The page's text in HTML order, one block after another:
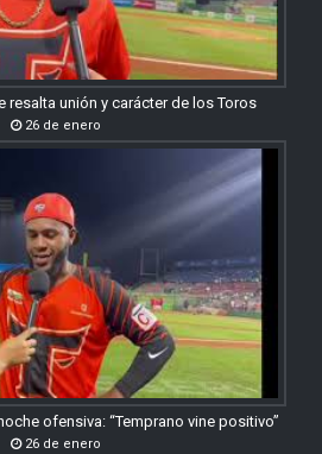
resalta unión y carácter de los Toros
26 de enero
ofensiva: “Temprano vine positivo”
26 de enero